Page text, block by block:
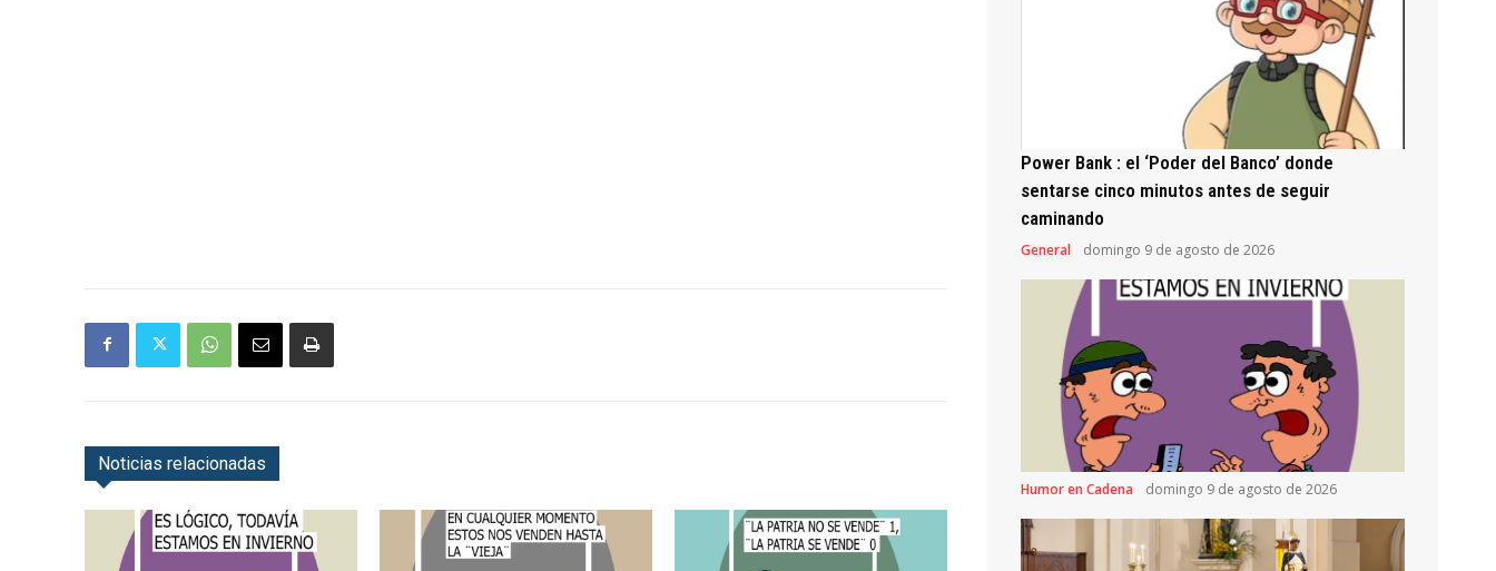
Noticias relacionadas
Power Bank : el ‘Poder del Banco’ donde
sentarse cinco minutos antes de seguir
caminando
General domingo 9 de agosto de 2026
Humor en Cadena domingo 9 de agosto de 2026